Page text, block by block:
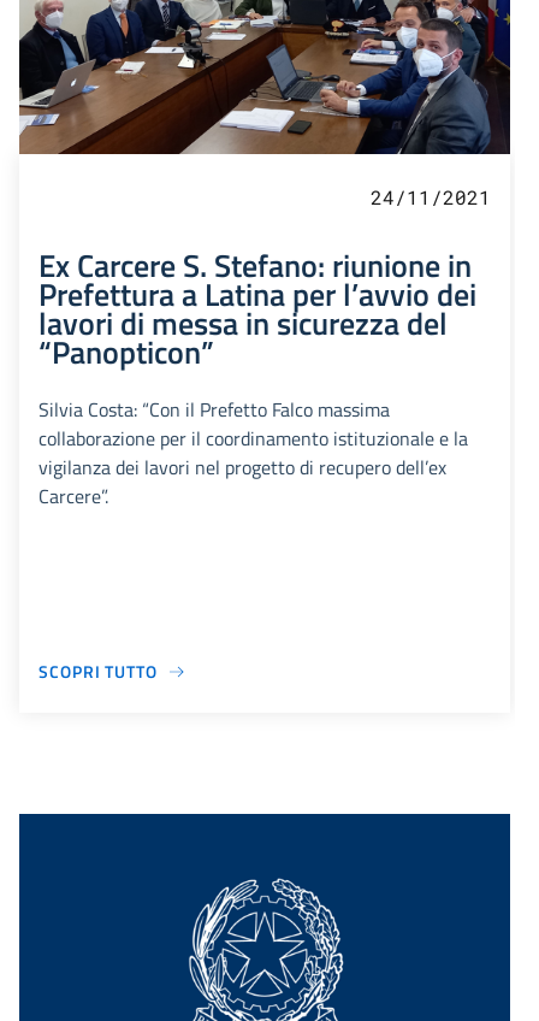
24/11/2021
Ex Carcere S. Stefano: riunione in
Prefettura a Latina per l’avvio dei
lavori di messa in sicurezza del
“Panopticon”
Silvia Costa: “Con il Prefetto Falco massima
collaborazione per il coordinamento istituzionale e la
vigilanza dei lavori nel progetto di recupero dell’ex
Carcere”.
SCOPRI TUTTO